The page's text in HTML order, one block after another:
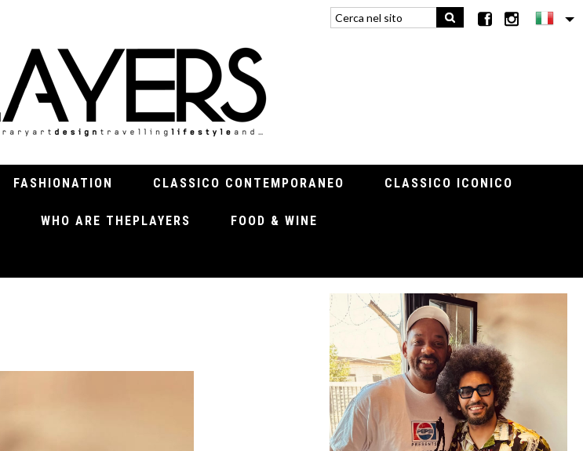
FASHIONATION CLASSICO CONTEMPORANEO CLASSICO ICONICO
WHO ARE THEPLAYERS FOOD & WINE